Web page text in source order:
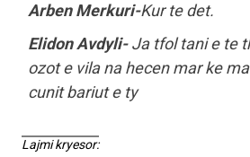
Arben Merkuri-Kur te det.
Elidon Avdyli-Ja tfol tani e te
ozot e vila na hecen mar ke
cunit bariut e ty
Lajmi kryesor: